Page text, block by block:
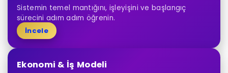
Sistemin temel mantığını, işleyişini ve başlangıç
sürecini adım adım öğrenin.
İncele
Ekonomi & İş Modeli